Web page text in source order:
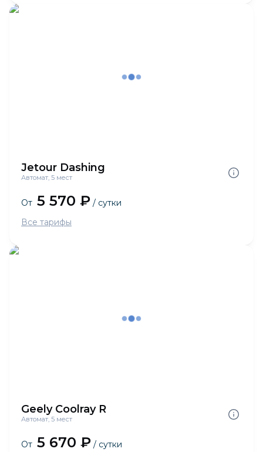
Jetour Dashing
Автомат, 5 мест
От 5 570 ₽ / сутки
Все тарифы
Geely Coolray R
Автомат, 5 мест
От 5 670 ₽ / сутки